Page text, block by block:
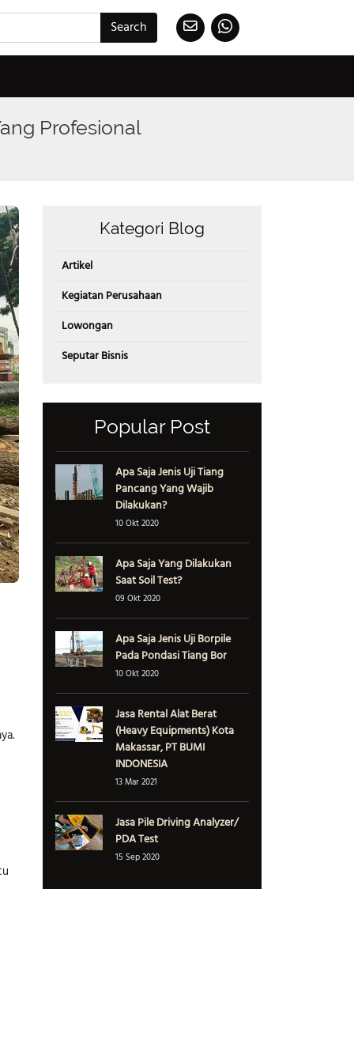
Search
Profesional
Kategori Blog
Artikel
Kegiatan Perusahaan
Lowongan
Seputar Bisnis
Popular Post
Apa Saja Jenis Uji Tiang
Pancang Yang Wajib
Dilakukan?
10 Okt 2020
Apa Saja Yang Dilakukan
Saat Soil Test?
09 Okt 2020
Apa Saja Jenis Uji Borpile
Pada Pondasi Tiang Bor
10 Okt 2020
Jasa Rental Alat Berat
(Heavy Equipments) Kota
Makassar, PT BUMI
INDONESIA
13 Mar 2021
Jasa Pile Driving Analyzer/
PDA Test
15 Sep 2020